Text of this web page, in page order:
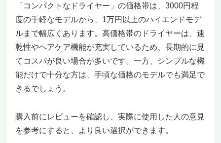
「コンパクトなドライヤー」の価格帯は、3000円程
度の手軽なモデルから、1万円以上のハイエンドモデ
ルまで幅広くあります。高価格帯のドライヤーは、速
乾性やヘアケア機能が充実しているため、長期的に見
てコスパが良い場合が多いです。一方、シンプルな機
能だけで十分な方は、手頃な価格のモデルでも満足で
きるでしょう。
購入前にレビューを確認し、実際に使用した人の意見
を参考にすると、より良い選択ができます。